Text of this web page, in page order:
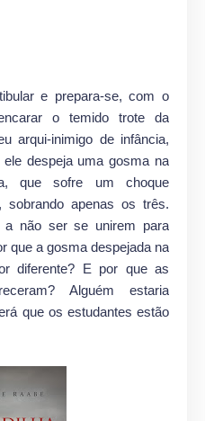
e prepara-se, com o
o temido trote da
arqui-inimigo de infância,
despeja uma gosma na
que sofre um choque
sobrando apenas os três.
não ser se unirem para
que a gosma despejada na
diferente? E por que as
Alguém estaria
que os estudantes estão